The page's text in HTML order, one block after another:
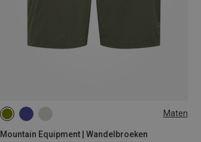
Maten
Mountain Equipment | Wandelbroeken
XS S